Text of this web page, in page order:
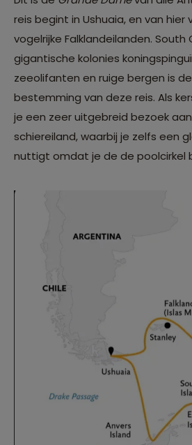
reis begint in Ushuaia, en van hier
vogelrijke Falklandeilanden. South
gigantische kolonies
zeeolifanten en ruige bergen is
bestemming van deze reis. Als
je een zeer uitgebreid bezoek
schiereiland, waarbij je zelfs een
nuttigt omdat je de de poolcirkel